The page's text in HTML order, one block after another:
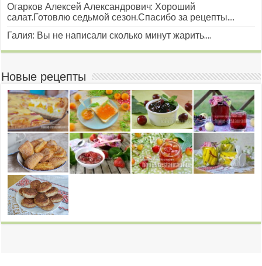
Огарков Алексей Александрович: Хороший
салат.Готовлю седьмой сезон.Спасибо за рецепты....
Галия: Вы не написали сколько минут жарить....
Новые рецепты